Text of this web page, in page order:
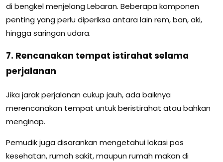
di bengkel menjelang Lebaran. Beberapa komponen
penting yang perlu diperiksa antara lain rem, ban, aki,
hingga saringan udara.
7. Rencanakan tempat istirahat selama
perjalanan
Jika jarak perjalanan cukup jauh, ada baiknya
merencanakan tempat untuk beristirahat atau bahkan
menginap.
Pemudik juga disarankan mengetahui lokasi pos
kesehatan, rumah sakit, maupun rumah makan di